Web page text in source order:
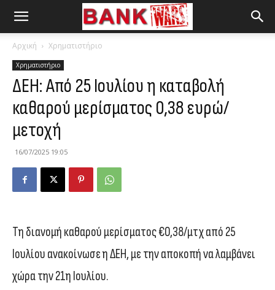
Αρχική Χρηματιστήριο
Χρηματιστήριο
ΔΕΗ: Από 25 Ιουλίου η καταβολή
καθαρού μερίσματος 0,38 ευρώ/
μετοχή
16/07/2025 19:05
Τη διανομή καθαρού μερίσματος €0,38/μτχ από 25
Ιουλίου ανακοίνωσε η ΔΕΗ, με την αποκοπή να λαμβάνει
χώρα την 21η Ιουλίου.